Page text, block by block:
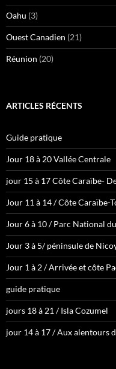
Oahu (3)
Ouest Canadien (21)
Réunion (20)
ARTICLES RÉCENTS
Guide pratique
Jour 18 à 20 Vallée Centrale
jour 15 à 17 Côte Caraïbe-
Jour 11 à 14 / Côte Caraïbe-
Jour 6 à 10 / Parc National
Jour 3 à 5/ péninsule de
Jour 1 à 2 / Arrivée et côte
guide pratique
jours 18 à 21 / Isla Cozumel
jour 14 à 17 / Aux alentours